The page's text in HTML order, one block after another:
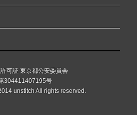
可証 東京都公安委員会
304411407195号
unstitch All rights reserved.